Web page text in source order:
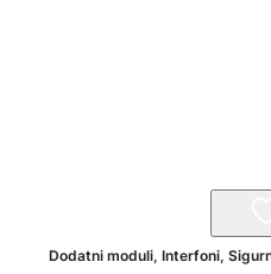
Dodatni moduli,Interfoni,